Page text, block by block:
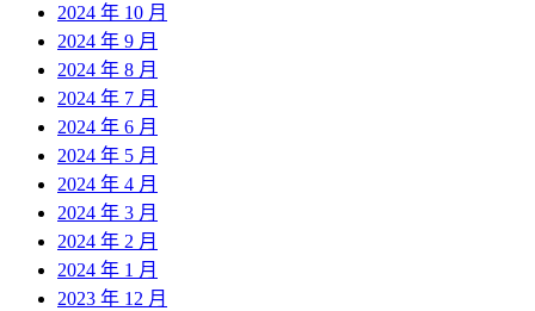
2024 年 10 月
2024 年 9 月
2024 年 8 月
2024 年 7 月
2024 年 6 月
2024 年 5 月
2024 年 4 月
2024 年 3 月
2024 年 2 月
2024 年 1 月
2023 年 12 月